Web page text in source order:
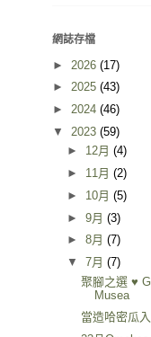
網誌存檔
► 2026 (17)
► 2025 (43)
► 2024 (46)
▼ 2023 (59)
► 12月 (4)
► 11月 (2)
► 10月 (5)
► 9月 (3)
► 8月 (7)
▼ 7月 (7)
聚腳之選 ♥
Musea
當造哈密瓜